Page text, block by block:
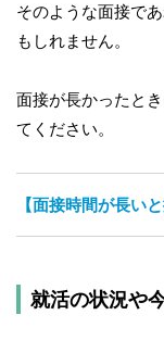
そのような面接で
もしれません。
面接が長かったと
てください。
【面接時間が長い
就活の状況や